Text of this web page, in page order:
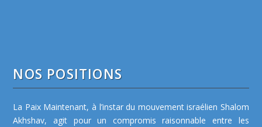
NOS POSITIONS
La Paix Maintenant, à l’instar du mouvement israélien Shalom
Akhshav, agit pour un compromis raisonnable entre les